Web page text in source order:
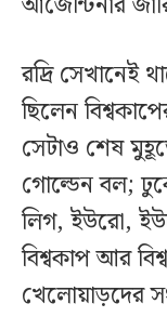
রদ্রি সেখানেই
ছিলেন
সেটাও শেষ
গোল্ডেন বল;
লিগ, ইউরো,
বিশ্বকাপ আর
খেলোয়াড়দের